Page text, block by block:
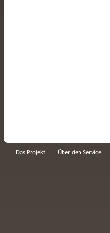
Das Projekt Über den Service